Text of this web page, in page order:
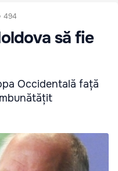
494
să fie
Occidentală față